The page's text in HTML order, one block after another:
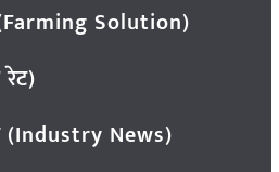
Solution)
(Industry News)